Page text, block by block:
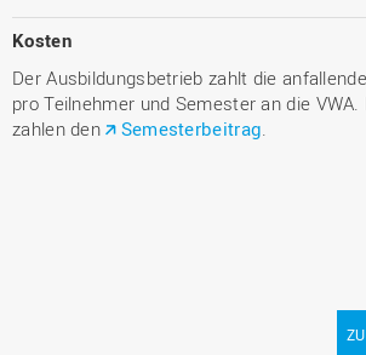
Kosten
Der Ausbildungsbetrieb zahlt die
pro Teilnehmer und Semester an die
zahlen den
Semesterbeitrag.